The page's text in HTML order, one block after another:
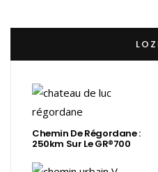
Chemin De Régordane :
250km Sur Le GR®700